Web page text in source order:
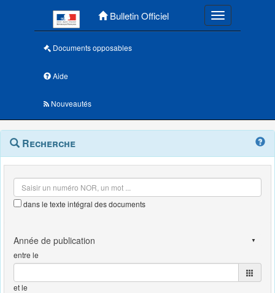
Bulletin Officiel Toggle
Documents opposables
Aide
Nouveautés
Navigation
outils
Menu
contextuel
Recherche
dans le texte intégral des documents
entre le
et le